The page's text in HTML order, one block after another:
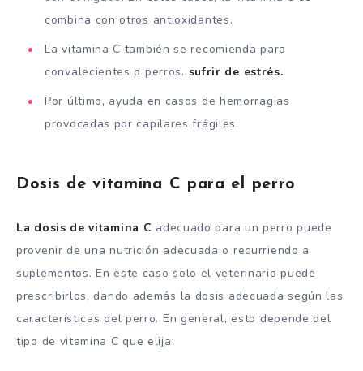
combina con otros antioxidantes.
La vitamina C también se recomienda para
convalecientes o perros. sufrir de estrés.
Por último, ayuda en casos de hemorragias
provocadas por capilares frágiles.
Dosis de vitamina C para el perro
La dosis de vitamina C adecuado para un perro puede
provenir de una nutrición adecuada o recurriendo a
suplementos. En este caso solo el veterinario puede
prescribirlos, dando además la dosis adecuada según las
características del perro. En general, esto depende del
tipo de vitamina C que elija.